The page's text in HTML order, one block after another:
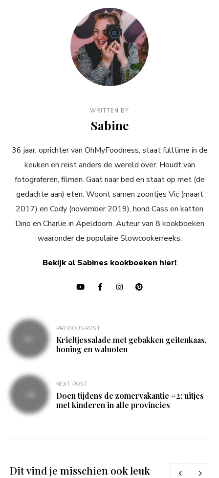
WRITTEN BY
Sabine
36 jaar, oprichter van OhMyFoodness, staat fulltime in de
keuken en reist anders de wereld over. Houdt van
fotograferen, filmen. Gaat naar bed en staat op met (de
gedachte aan) eten. Woont samen zoontjes Vic (maart
2017) en Cody (november 2019), hond Cass en katten
Dino en Charlie in Apeldoorn. Auteur van 8 kookboeken
waaronder de populaire Slowcookerreeks.
Bekijk al Sabines kookboeken hier!
Bericht
navigatie
PREVIOUS POST
Krieltjessalade met gebakken geitenkaas,
honing en walnoten
NEXT POST
Doen tijdens de zomervakantie #2: uitjes
met kinderen in alle provincies
Dit vind je misschien ook leuk